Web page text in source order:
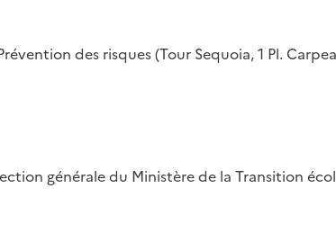
des risques (Tour Sequoia, 1 Pl.
générale du Ministère de la Transition